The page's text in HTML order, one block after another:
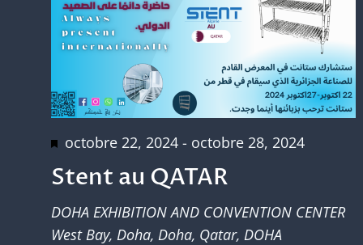
Mis
en
avant
octobre 22, 2024- octobre 28, 2024
Stent au QATAR
DOHA EXHIBITION AND CONVENTION CENTER
West Bay, Doha, Doha, Qatar, DOHA